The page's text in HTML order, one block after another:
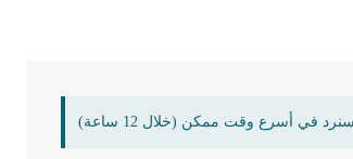
في أسرع وقت ممكن (خلال 12 ساعة)